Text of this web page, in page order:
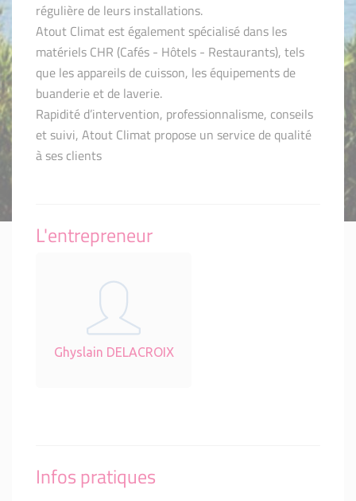
régulière de leurs installations.
Atout Climat est également spécialisé dans les
matériels CHR (Cafés - Hôtels - Restaurants), tels
que les appareils de cuisson, les équipements de
buanderie et de laverie.
Rapidité d’intervention, professionnalisme, conseils
et suivi, Atout Climat propose un service de qualité
à ses clients
L'entrepreneur
Ghyslain DELACROIX
Infos pratiques